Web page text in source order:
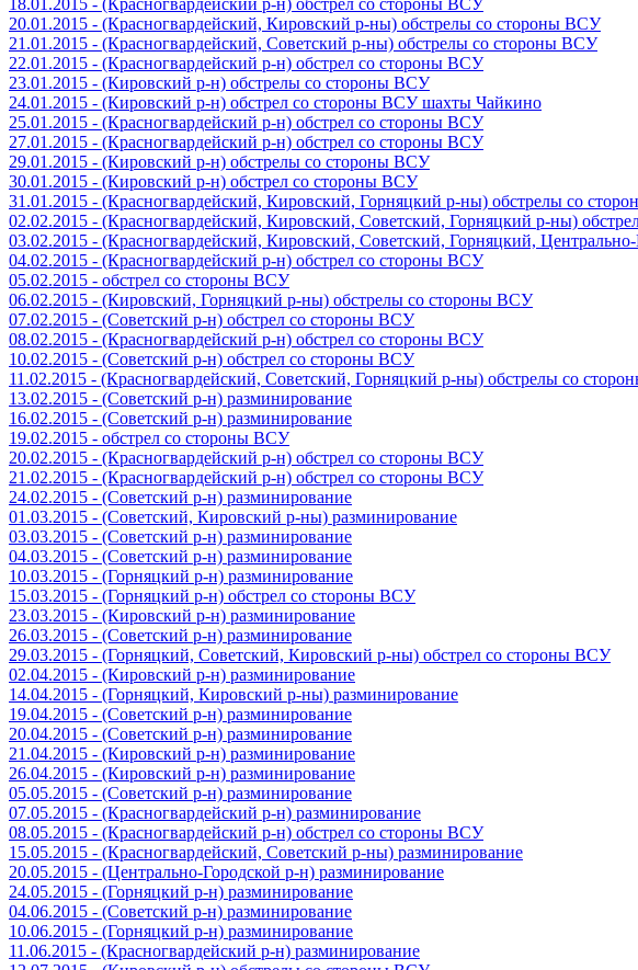
20.01.2015 - (Красногвардейский, Кировский р-ны) обстрелы со стороны ВСУ
21.01.2015 - (Красногвардейский, Советский р-ны) обстрелы со стороны ВСУ
22.01.2015 - (Красногвардейский р-н) обстрел со стороны ВСУ
23.01.2015 - (Кировский р-н) обстрелы со стороны ВСУ
24.01.2015 - (Кировский р-н) обстрел со стороны ВСУ шахты Чайкино
25.01.2015 - (Красногвардейский р-н) обстрел со стороны ВСУ
27.01.2015 - (Красногвардейский р-н) обстрел со стороны ВСУ
29.01.2015 - (Кировский р-н) обстрелы со стороны ВСУ
30.01.2015 - (Кировский р-н) обстрел со стороны ВСУ
31.01.2015 - (Красногвардейский, Кировский, Горняцкий р-ны) обстрелы со
02.02.2015 - (Красногвардейский, Кировский, Советский, Горняцкий р-ны)
03.02.2015 - (Красногвардейский, Кировский, Советский, Горняцкий,
04.02.2015 - (Красногвардейский р-н) обстрел со стороны ВСУ
05.02.2015 - обстрел со стороны ВСУ
06.02.2015 - (Кировский, Горняцкий р-ны) обстрелы со стороны ВСУ
07.02.2015 - (Советский р-н) обстрел со стороны ВСУ
08.02.2015 - (Красногвардейский р-н) обстрел со стороны ВСУ
10.02.2015 - (Советский р-н) обстрел со стороны ВСУ
11.02.2015 - (Красногвардейский, Советский, Горняцкий р-ны) обстрелы со
13.02.2015 - (Советский р-н) разминирование
16.02.2015 - (Советский р-н) разминирование
19.02.2015 - обстрел со стороны ВСУ
20.02.2015 - (Красногвардейский р-н) обстрел со стороны ВСУ
21.02.2015 - (Красногвардейский р-н) обстрел со стороны ВСУ
24.02.2015 - (Советский р-н) разминирование
01.03.2015 - (Советский, Кировский р-ны) разминирование
03.03.2015 - (Советский р-н) разминирование
04.03.2015 - (Советский р-н) разминирование
10.03.2015 - (Горняцкий р-н) разминирование
15.03.2015 - (Горняцкий р-н) обстрел со стороны ВСУ
23.03.2015 - (Кировский р-н) разминирование
26.03.2015 - (Советский р-н) разминирование
29.03.2015 - (Горняцкий, Советский, Кировский р-ны) обстрел со стороны ВСУ
02.04.2015 - (Кировский р-н) разминирование
14.04.2015 - (Горняцкий, Кировский р-ны) разминирование
19.04.2015 - (Советский р-н) разминирование
20.04.2015 - (Советский р-н) разминирование
21.04.2015 - (Кировский р-н) разминирование
26.04.2015 - (Кировский р-н) разминирование
05.05.2015 - (Советский р-н) разминирование
07.05.2015 - (Красногвардейский р-н) разминирование
08.05.2015 - (Красногвардейский р-н) обстрел со стороны ВСУ
15.05.2015 - (Красногвардейский, Советский р-ны) разминирование
20.05.2015 - (Центрально-Городской р-н) разминирование
24.05.2015 - (Горняцкий р-н) разминирование
04.06.2015 - (Советский р-н) разминирование
10.06.2015 - (Горняцкий р-н) разминирование
11.06.2015 - (Красногвардейский р-н) разминирование